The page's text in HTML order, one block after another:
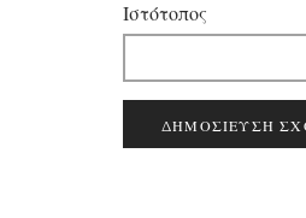
Ιστότοπος